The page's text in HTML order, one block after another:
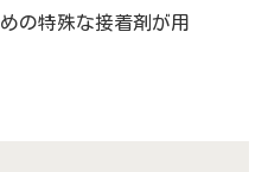
の特殊な接着剤が用